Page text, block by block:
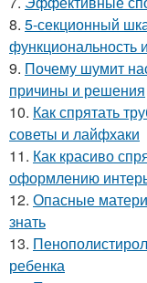
8. 5-секционный
функциональность
9. Почему шумит
причины и решения
10. Как спрятать
советы и лайфхаки
11. Как красиво
оформлению
12. Опасные
знать
13.
ребенка